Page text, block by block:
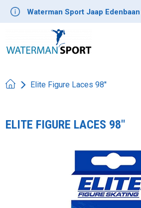
Waterman Sport Jaap
Elite Figure Laces 98''
ELITE FIGURE LACES 98''
Product image slideshow Items